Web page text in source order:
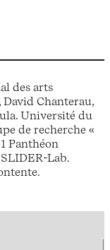
des arts
Chanterau,
Université du
de recherche «
Panthéon
Lab.